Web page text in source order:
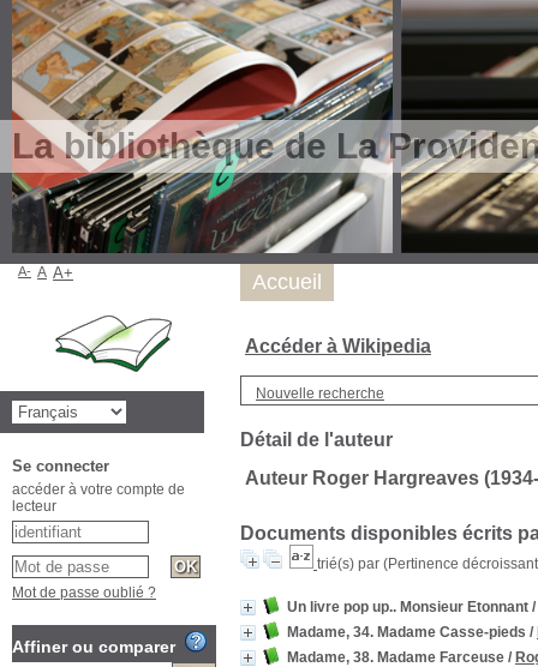
La bibliothèque de La
Accéder à Wikipedia
Nouvelle recherche
Détail de l'auteur
Auteur Roger Hargreaves
Documents disponibles écrits
trié(s) par (Pertinence
Un livre pop up.. Monsieur Etonnant /
Madame, 34. Madame Casse-pieds /
Madame, 38. Madame Farceuse /
Accueil
A- A A+
Se connecter
accéder à votre compte de
lecteur
Mot de passe oublié ?
Affiner ou comparer